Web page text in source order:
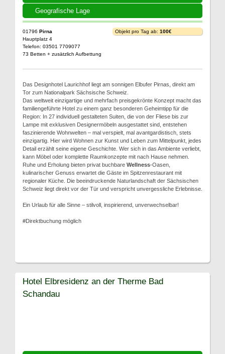
Geografische Lage
01796 Pirna
Hauptplatz 4
Telefon: 03501 7709077
73 Betten + zusätzlich Aufbettung
Objekt pro Tag ab: 100€
Das Designhotel Laurichhof liegt am sonnigen Elbufer Pirnas, direkt am
Tor zum Nationalpark Sächsische Schweiz.
Das weltweit einzigartige und mehrfach preisgekrönte Konzept macht das
familiengeführte Hotel zu einem ganz besonderen Geheimtipp für die
Region: In 27 individuell gestalteten Suiten, die von der Fliese bis zur
Lampe mit exklusiven Designermöbeln ausgestattet sind, entstehen
faszinierende Wohnwelten – mal verspielt, mal avantgardistisch, stets
einzigartig. Hier wird Wohnen zur Kunst und Leben zum Mittelpunkt, jedes
Detail erzählt seine eigene Geschichte. Wer sich in das Ambiente verliebt,
kann Möbel oder komplette Raumkonzepte mit nach Hause nehmen.
Ruhe und Erholung bieten privat buchbare Wellness-Oasen,
kulinarischer Genuss erwartet die Gäste im Spitzenrestaurant mit
regionaler Küche. Die beeindruckende Naturlandschaft der Sächsischen
Schweiz liegt direkt vor der Tür und verspricht unvergessliche Erlebnisse.
Ein Urlaub für alle Sinne – stilvoll, inspirierend, unverwechselbar!
#Direktbuchung möglich
Hotel Elbresidenz an der Therme Bad
Schandau